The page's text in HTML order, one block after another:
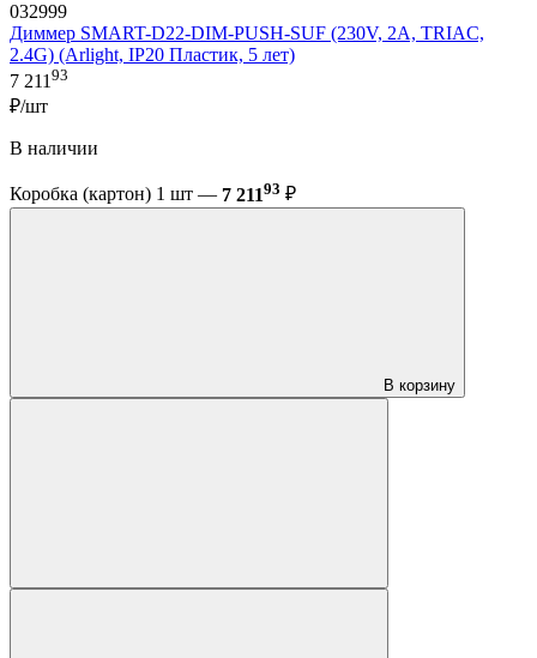
032999
Диммер SMART-D22-DIM-PUSH-SUF (230V, 2A, TRIAC,
2.4G) (Arlight, IP20 Пластик, 5 лет)
7 211 93
₽/шт
В наличии
Коробка (картон) 1 шт — 7 21193 ₽
В корзину